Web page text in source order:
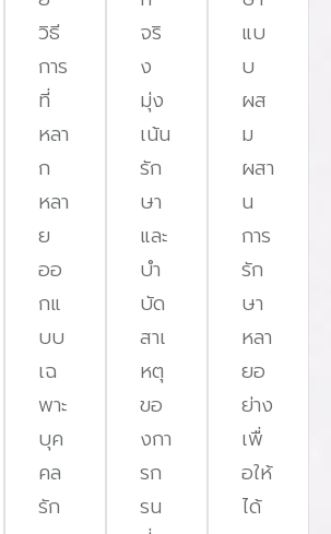
หลับด้วยไหม ควรพิจารณาการตรวจ
ที่มีความละเอียดสูงกว่า สำหรับผู้ที่
ดวกสบาย การเลือกตรวจที่บ้านในระดับ
ที่ดี เพราะสามารถทำในสิ่งแวดล้อมที่คุ้น
เจ้าหน้าที่เฝ้าทาง VitalSleep Clinic มี
วจการนอนหลับทั้งระดับที่ 1 และ 2 ซึ่ง
รวจที่บ้านของผู้รับการตรวจได้ โดยให้
ละสะดวกสบายมากขึ้น ปรึกษาการ
ลับฟรี! ขั้นตอนการตรวจการนอนหลับ
ดับ 1 และ 2
shorts/dGpk79k46ks
บจะเริ่มในช่วงหัวค่ำ ประมาณ 00 น.
หมาะสมของผู้รับการตรวจ เจ้าหน้าที่จะ
ข้อมูลเกี่ยวกับการนอนหลับ กรอกเอกสาร
งจากนั้นจะอธิบายถึงการใช้อุปกรณ์และ
วิธี
การ
ที่
หลา
ก
หลา
ย
ออ
กแ
บบ
เฉ
พาะ
บุค
คล
รัก
จริ
ง
มุ่ง
เน้น
รัก
ษา
และ
บํา
บัด
สาเ
หตุ
ขอ
งกา
รก
รน
แบ
บ
ผส
ม
ผสา
น
การ
รัก
ษา
หลา
ยอ
ย่าง
เพื่
อให้
ได้